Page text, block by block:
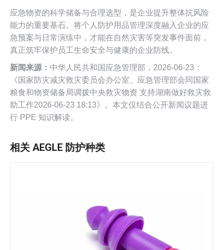
应急物资的科学储备与合理选型，是企业提升整体抗风险
能力的重要基石。将个人防护用品管理深度融入企业的应
急预案与日常演练中，才能在自然灾害等突发事件面前，
真正筑牢保护员工生命安全与健康的企业防线。
新闻来源： 中华人民共和国应急管理部，2026-06-23：
《国家防灾减灾救灾委员会办公室、应急管理部会同国家
粮食和物资储备局调拨中央救灾物资 支持湖南做好救灾救
助工作2026-06-23 18:13》。本文仅结合公开新闻议题进
行 PPE 知识解读。
相关 AEGLE 防护种类